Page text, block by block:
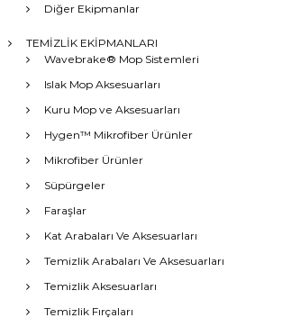
Diğer Ekipmanlar
TEMİZLİK EKİPMANLARI
Wavebrake® Mop Sistemleri
Islak Mop Aksesuarları
Kuru Mop ve Aksesuarları
Hygen™ Mikrofiber Ürünler
Mikrofiber Ürünler
Süpürgeler
Faraşlar
Kat Arabaları Ve Aksesuarları
Temizlik Arabaları Ve Aksesuarları
Temizlik Aksesuarları
Temizlik Fırçaları